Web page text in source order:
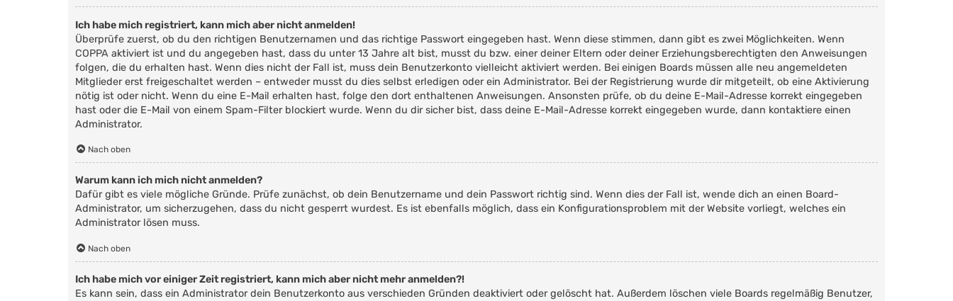
Ich habe mich registriert, kann mich aber nicht anmelden!
Überprüfe zuerst, ob du den richtigen Benutzernamen und das richtige Passwort eingegeben hast. Wenn diese stimmen, dann gibt es zwei Möglichkeiten. Wenn
COPPA aktiviert ist und du angegeben hast, dass du unter 13 Jahre alt bist, musst du bzw. einer deiner Eltern oder deiner Erziehungsberechtigten den Anweisungen
folgen, die du erhalten hast. Wenn dies nicht der Fall ist, muss dein Benutzerkonto vielleicht aktiviert werden. Bei einigen Boards müssen alle neu angemeldeten
Mitglieder erst freigeschaltet werden – entweder musst du dies selbst erledigen oder ein Administrator. Bei der Registrierung wurde dir mitgeteilt, ob eine Aktivierung
nötig ist oder nicht. Wenn du eine E-Mail erhalten hast, folge den dort enthaltenen Anweisungen. Ansonsten prüfe, ob du deine E-Mail-Adresse korrekt eingegeben
hast oder die E-Mail von einem Spam-Filter blockiert wurde. Wenn du dir sicher bist, dass deine E-Mail-Adresse korrekt eingegeben wurde, dann kontaktiere einen
Administrator.
Nach oben
Warum kann ich mich nicht anmelden?
Dafür gibt es viele mögliche Gründe. Prüfe zunächst, ob dein Benutzername und dein Passwort richtig sind. Wenn dies der Fall ist, wende dich an einen Board-
Administrator, um sicherzugehen, dass du nicht gesperrt wurdest. Es ist ebenfalls möglich, dass ein Konfigurationsproblem mit der Website vorliegt, welches ein
Administrator lösen muss.
Nach oben
Ich habe mich vor einiger Zeit registriert, kann mich aber nicht mehr anmelden?!
Es kann sein, dass ein Administrator dein Benutzerkonto aus verschieden Gründen deaktiviert oder gelöscht hat. Außerdem löschen viele Boards regelmäßig Benutzer,